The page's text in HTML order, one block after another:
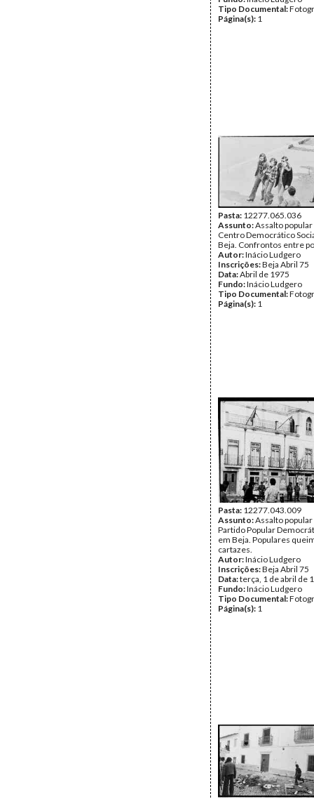
Tipo Documental:
Página(s): 1
Pasta: 12277.065.036
Assunto:Assalto popular
Centro Democrático
Beja. Confrontos entre
Autor:Inácio Ludgero
Inscrições:Beja Abril 75
Data:Abril de 1975
Fundo:Inácio Ludgero
Tipo Documental:
Página(s): 1
Pasta: 12277.043.009
Assunto:Assalto popular
Partido Popular
em Beja. Populares
cartazes.
Autor:Inácio Ludgero
Inscrições:Beja Abril 75
Data:terça, 1 de abril de
Fundo:Inácio Ludgero
Tipo Documental:
Página(s): 1